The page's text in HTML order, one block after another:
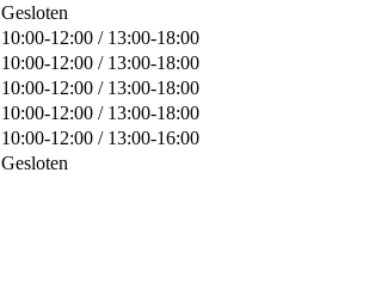
Gesloten
10:00-12:00 / 13:00-18:00
10:00-12:00 / 13:00-18:00
10:00-12:00 / 13:00-18:00
10:00-12:00 / 13:00-18:00
10:00-12:00 / 13:00-16:00
Gesloten